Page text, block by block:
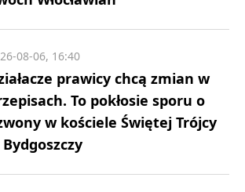
prawicy chcą zmian w
To pokłosie sporu o
w kościele Świętej Trójcy
08-06, 16:40